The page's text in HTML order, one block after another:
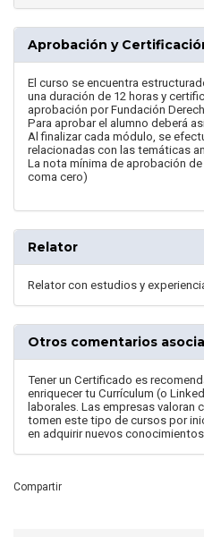
Aprobación y
El curso se encuentra
una duración de 12 horas y
aprobación por Fundación
Para aprobar el alumno deberá
Al finalizar cada módulo, se
relacionadas con las temáticas
La nota mínima de aprobación
coma cero)
Relator
Relator con estudios y
Otros comentarios
Tener un Certificado es
enriquecer tu Currículum (o
laborales. Las empresas valoran
tomen este tipo de cursos por
en adquirir nuevos conocimientos.
Compartir